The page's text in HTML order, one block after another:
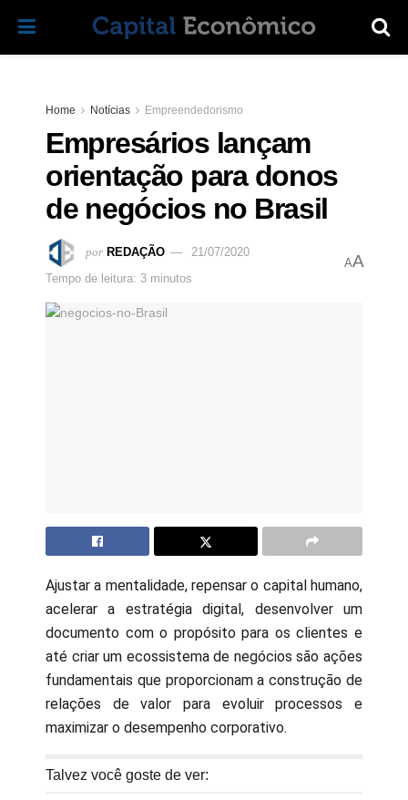
Home Notícias Empreendedorismo
Empresários lançam
orientação para donos
de negócios no Brasil
por REDAÇÃO
21/07/2020
Tempo de leitura: 3 minutos
AA
Ajustar a mentalidade, repensar o capital humano,
acelerar a estratégia digital, desenvolver um
documento com o propósito para os clientes e
até criar um ecossistema de negócios são ações
fundamentais que proporcionam a construção de
relações de valor para evoluir processos e
maximizar o desempenho corporativo.
Talvez você goste de ver: